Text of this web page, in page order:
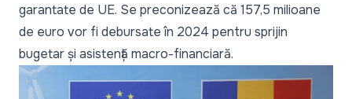
garantate de UE. Se preconizează că 157,5 milioane
de euro vor fi debursate în 2024 pentru sprijin
bugetar și asistență macro-financiară.